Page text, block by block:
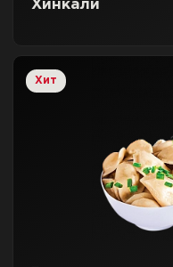
Хинкали
Хит